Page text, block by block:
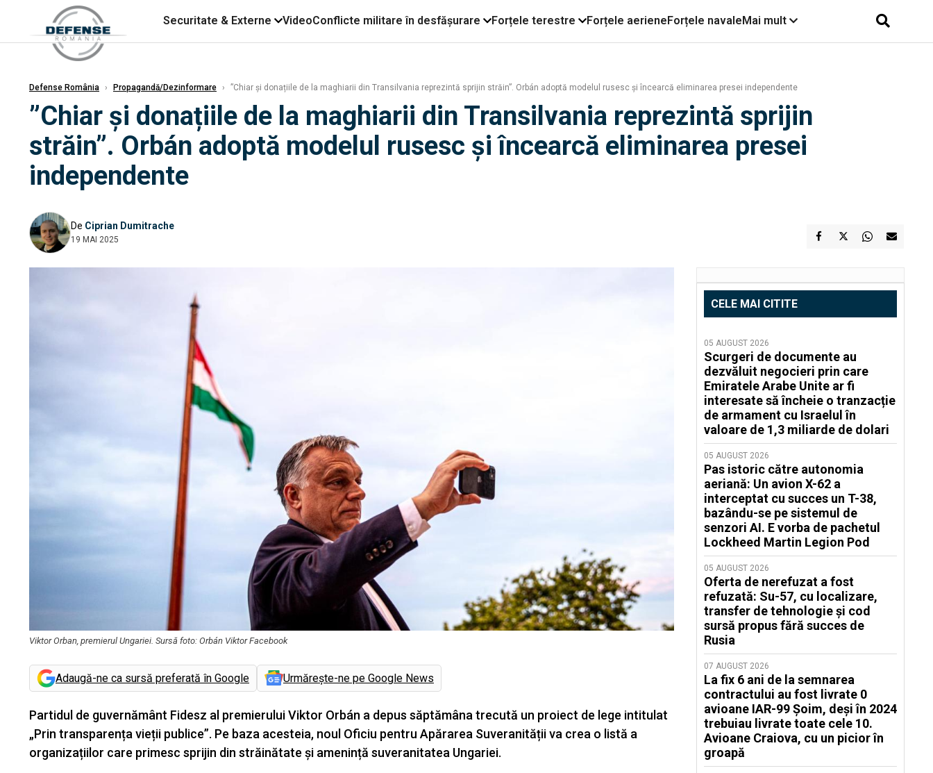
Securitate & Externe VideoConflicte militare în desfășurare Forțele terestre Forțele aerieneForțele navaleMai mult
Defense România › Propagandă/Dezinformare › ”Chiar și donațiile de la maghiarii din Transilvania reprezintă sprijin străin”. Orbán adoptă modelul rusesc și încearcă eliminarea presei independente
”Chiar și donațiile de la maghiarii din Transilvania reprezintă sprijin
străin”. Orbán adoptă modelul rusesc și încearcă eliminarea presei
independente
De Ciprian Dumitrache
19 MAI 2025
Viktor Orban, premierul Ungariei. Sursă foto: Orbán Viktor Facebook
Adaugă-ne ca sursă preferată în Google Urmărește-ne pe Google News
Partidul de guvernământ Fidesz al premierului Viktor Orbán a depus săptămâna trecută un proiect de lege intitulat
„Prin transparența vieții publice”. Pe baza acesteia, noul Oficiu pentru Apărarea Suveranității va crea o listă a
organizațiilor care primesc sprijin din străinătate și amenință suveranitatea Ungariei.
CELE MAI CITITE
05 AUGUST 2026
Scurgeri de documente au
dezvăluit negocieri prin care
Emiratele Arabe Unite ar fi
interesate să încheie o tranzacție
de armament cu Israelul în
valoare de 1,3 miliarde de dolari
05 AUGUST 2026
Pas istoric către autonomia
aeriană: Un avion X-62 a
interceptat cu succes un T-38,
bazându-se pe sistemul de
senzori AI. E vorba de pachetul
Lockheed Martin Legion Pod
05 AUGUST 2026
Oferta de nerefuzat a fost
refuzată: Su-57, cu localizare,
transfer de tehnologie și cod
sursă propus fără succes de
Rusia
07 AUGUST 2026
La fix 6 ani de la semnarea
contractului au fost livrate 0
avioane IAR-99 Șoim, deși în 2024
trebuiau livrate toate cele 10.
Avioane Craiova, cu un picior în
groapă